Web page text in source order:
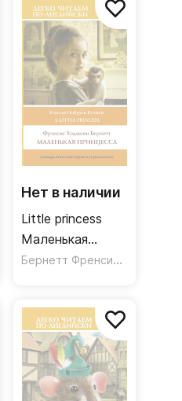
Джейн Эйр.
Грозовой
перевал. Уровень
3
Нет в наличии
Little princess
Маленькая
принцесса.
Бернетт Френсис Ходгсон